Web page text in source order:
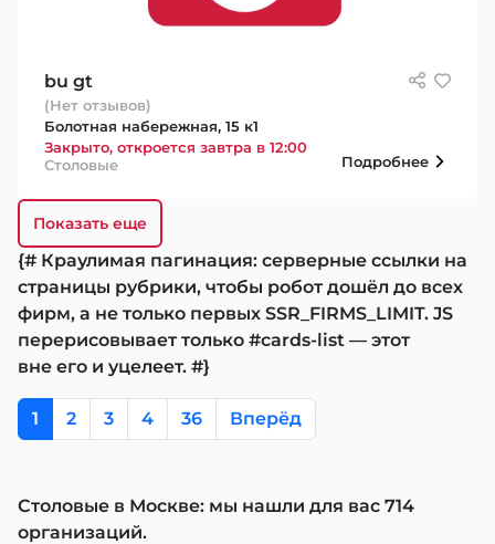
bu gt
(Нет отзывов)
Болотная набережная, 15 к1
Закрыто, откроется завтра в 12:00
Столовые
Подробнее
Показать еще
{# Краулимая пагинация: серверные ссылки на
страницы рубрики, чтобы робот дошёл до всех
фирм, а не только первых SSR_FIRMS_LIMIT. JS
перерисовывает только #cards-list — этот
вне его и уцелеет. #}
1 2 3 4 36 Вперёд
Столовые в Москве: мы нашли для вас 714
организаций.